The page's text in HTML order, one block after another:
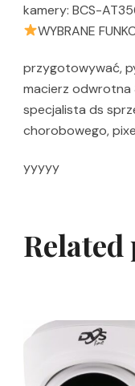
kamery: BCS-
WYBRANE
przygotowywać,
macierz odwrotna
specjalista ds
chorobowego,
yyyyy